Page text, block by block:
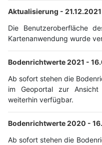
Aktualisierung - 21.12.2021
Die Benutzeroberfläche
Kartenanwendung wurde
Bodenrichtwerte 2021 -
Ab sofort stehen die
im Geoportal zur
weiterhin verfügbar.
Bodenrichtwerte 2020 -
Ab sofort stehen die